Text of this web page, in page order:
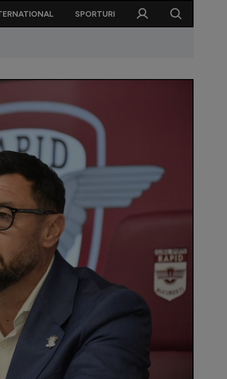
SPORTURI
se întâmplă cu Neil Lennon dacă pierde